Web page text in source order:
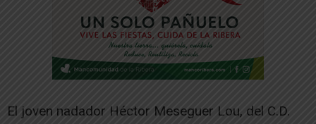
El joven nadador Héctor Meseguer Lou, del C.D.